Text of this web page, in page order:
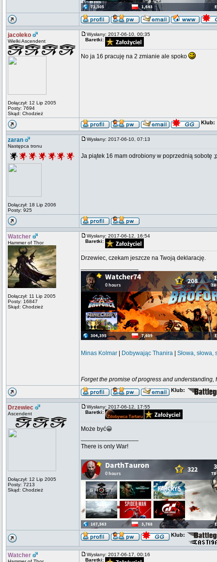
jacoleko
Wielki Ascendent
Dołączył: 12 Lip 2005
Posty: 7694
Skąd: Chodzież
Wysłany: 2017-06-10, 00:35
Baretki:
No ja 16 pracuję na 2 zmianie ale spoko
Klub:
zaran
Następca tronu
Dołączył: 18 Lip 2006
Posty: 925
Wysłany: 2017-06-10, 07:13
Ja piątek 16 mam odrobiony w poprzednią sobotę
Watcher
Hammer of Thor
Dołączył: 11 Lip 2005
Posty: 16847
Skąd: Chodzież
Wysłany: 2017-06-12, 16:54
Baretki:
Drzewiec, czekam jeszcze na Twoją deklarację.
Minas Kolmar Dobywając Thanira Słowa, słowa,
Forget the promise of progress and
Klub:
Drzewiec
Ascendent
Dołączył: 12 Lip 2005
Posty: 7213
Skąd: Chodzież
Wysłany: 2017-06-12, 17:55
Baretki:
Może być😀
There is only War!
Klub:
Watcher
Wysłany: 2017-06-17, 00:16
Baretki: